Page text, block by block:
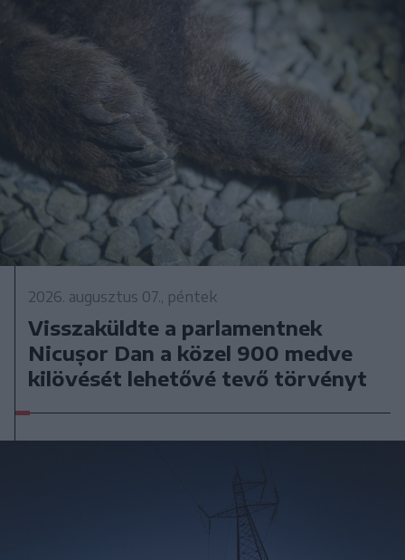
2026. augusztus 07., péntek
Visszaküldte a parlamentnek
Nicușor Dan a közel 900 medve
kilövését lehetővé tevő törvényt